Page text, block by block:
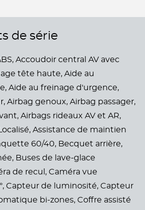
de série
Accoudoir central AV avec
tête haute, Aide au
Aide au freinage d'urgence,
Airbag genoux, Airbag passager,
Airbags rideaux AV et AR,
Assistance de maintien
60/40, Becquet arrière,
Buses de lave-glace
de recul, Caméra vue
Capteur de luminosité, Capteur
bi-zones, Coffre assisté